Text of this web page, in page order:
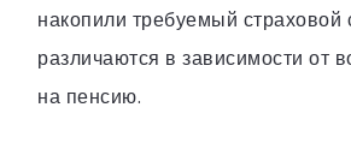
накопили требуемый страховой
различаются в зависимости от
на пенсию.